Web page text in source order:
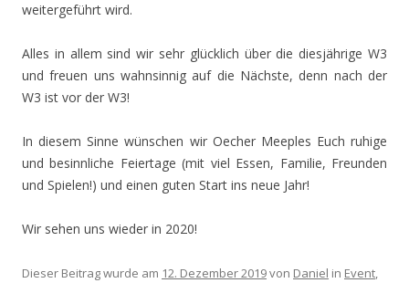
weitergeführt wird.
Alles in allem sind wir sehr glücklich über die diesjährige W3
und freuen uns wahnsinnig auf die Nächste, denn nach der
W3 ist vor der W3!
In diesem Sinne wünschen wir Oecher Meeples Euch ruhige
und besinnliche Feiertage (mit viel Essen, Familie, Freunden
und Spielen!) und einen guten Start ins neue Jahr!
Wir sehen uns wieder in 2020!
Dieser Beitrag wurde am 12. Dezember 2019von Daniel in Event,